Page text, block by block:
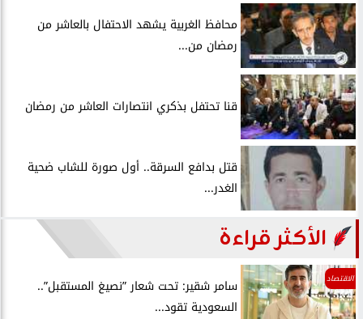
محافظ الغربية يشهد الاحتفال بالعاشر من
رمضان من...
قنا تحتفل بذكري انتصارات العاشر من رمضان
قتل بدافع السرقة.. أول صورة للشاب ضحية
الغدر...
الأكثر قراءة
الاقتصاد
سامر شقير: تحت شعار ”نصيغ المستقبل”..
السعودية تقود...